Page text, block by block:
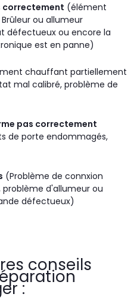
correctement (élément
ou allumeur
défectueux ou encore la
est en panne)
chauffant partiellement
mal calibré, problème de
pas correctement
de porte endommagés,
(Problème de connxion
problème d'allumeur ou
défectueux)
conseils
: